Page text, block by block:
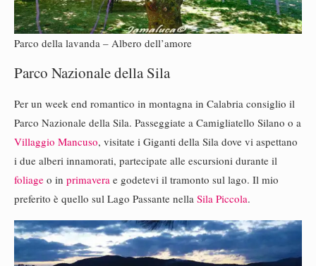
Parco della lavanda – Albero dell’amore
Parco Nazionale della Sila
Per un week end romantico in montagna in Calabria consiglio il
Parco Nazionale della Sila. Passeggiate a Camigliatello Silano o a
Villaggio Mancuso, visitate i Giganti della Sila dove vi aspettano
i due alberi innamorati, partecipate alle escursioni durante il
foliage o in primavera e godetevi il tramonto sul lago. Il mio
preferito è quello sul Lago Passante nella Sila Piccola.